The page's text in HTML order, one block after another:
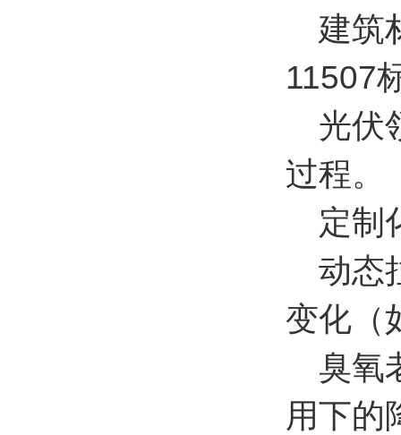
建筑
11507
光伏
过程。
定制
动态
变化（
臭氧
用下的